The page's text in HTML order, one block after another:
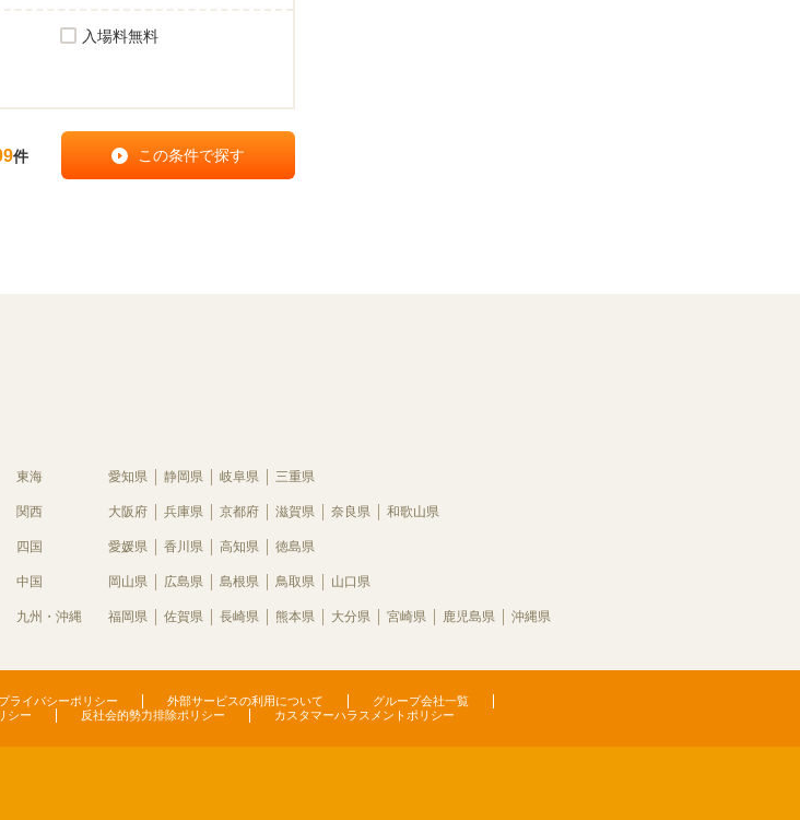
入場料無料
件
東海 愛知県 静岡県 岐阜県 三重県
関西 大阪府 兵庫県 京都府 滋賀県 奈良県 和歌山県
四国 愛媛県 香川県 高知県 徳島県
中国 岡山県 広島県 島根県 鳥取県 山口県
九州・沖縄 福岡県 佐賀県 長崎県 熊本県 大分県 宮崎県 鹿児島県 沖縄県
プライバシーポリシー 外部サービスの利用について
グループ会社一覧
シー 反社会的勢力排除ポリシー カスタマーハラスメントポリシー